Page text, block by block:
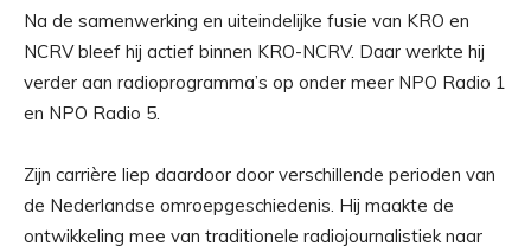
Na de samenwerking en uiteindelijke fusie van KRO en
NCRV bleef hij actief binnen KRO-NCRV. Daar werkte hij
verder aan radioprogramma’s op onder meer NPO Radio 1
en NPO Radio 5.
Zijn carrière liep daardoor door verschillende perioden van
de Nederlandse omroepgeschiedenis. Hij maakte de
ontwikkeling mee van traditionele radiojournalistiek naar